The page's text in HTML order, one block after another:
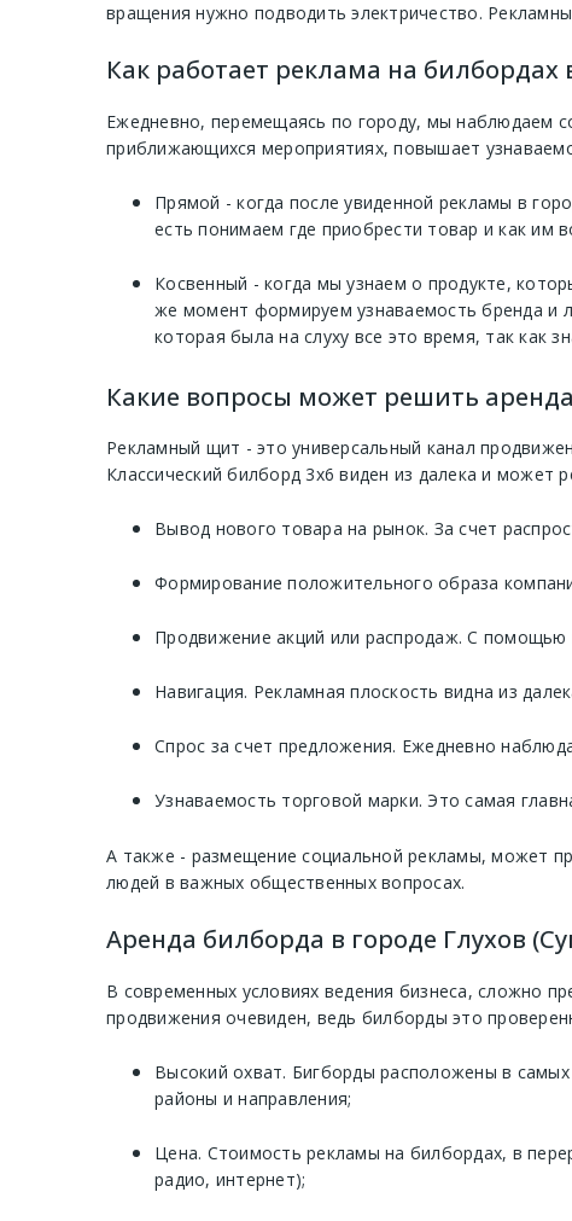
вращения нужно подводить электричество.
Как работает реклама на билбордах
Ежедневно, перемещаясь по городу, мы наблюдаем
приближающихся мероприятиях, повышает
Прямой - когда после увиденной рекламы в
есть понимаем где приобрести товар и как им
Косвенный - когда мы узнаем о продукте,
же момент формируем узнаваемость бренда и
которая была на слуху все это время, так как
Какие вопросы может решить
Рекламный щит - это универсальный канал
Классический билборд 3х6 виден из далека и
Вывод нового товара на рынок. За счет
Формирование положительного образа
Продвижение акций или распродаж. С помощью
Навигация. Рекламная плоскость видна из
Спрос за счет предложения. Ежедневно
Узнаваемость торговой марки. Это самая
А также - размещение социальной рекламы, может
людей в важных общественных вопросах.
Аренда билборда в городе Глухов
В современных условиях ведения бизнеса, сложно
продвижения очевиден, ведь билборды это
Высокий охват. Бигборды расположены в
районы и направления;
Цена. Стоимость рекламы на билбордах, в
радио, интернет);